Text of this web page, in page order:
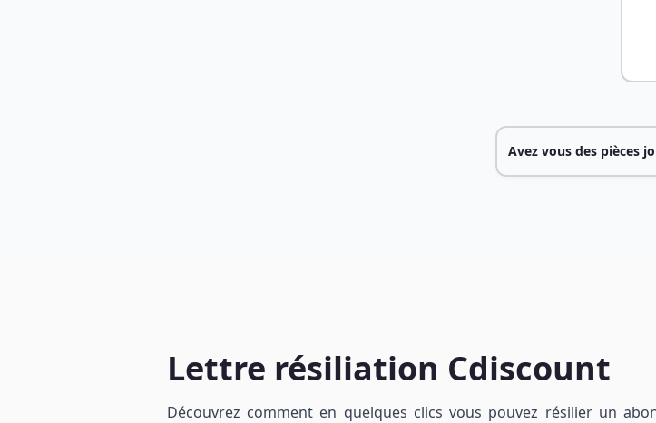
Avez vous des pièces
Lettre résiliation Cdiscount
Découvrez comment en quelques clics vous pouvez résilier un